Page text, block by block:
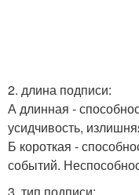
2. длина подписи:
А длинная -
усидчивость,
Б короткая -
событий.